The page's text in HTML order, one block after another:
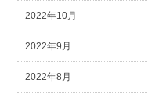
2022年10月
2022年9月
2022年8月